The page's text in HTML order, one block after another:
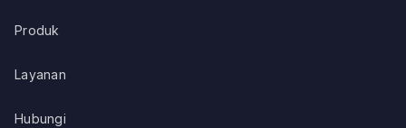
Produk
Layanan
Hubungi